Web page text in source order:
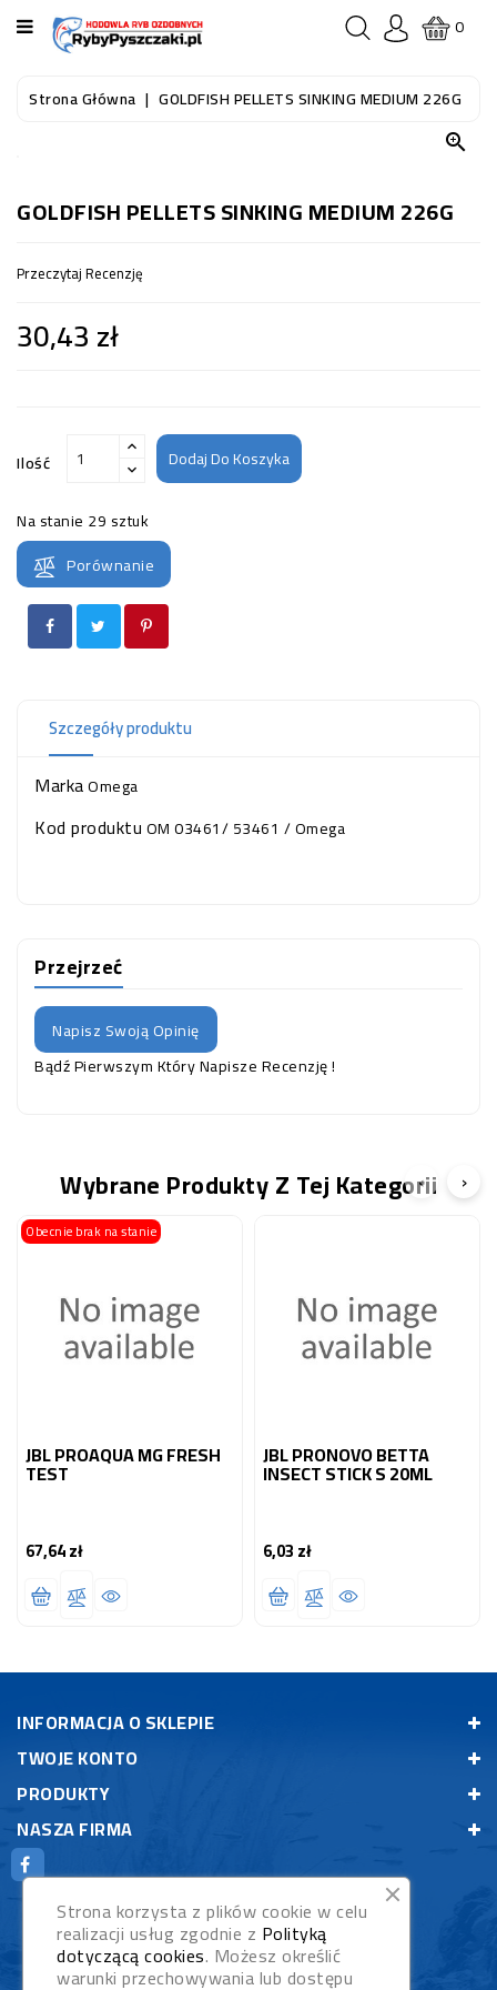
KATEGORIA
STRONA
AKWARIOWE
DO
WODNEGO
I
(SPRZĘT)
OCZKO
WODNE
(SPRZĘT)
KONTAKT
0
Strona Główna GOLDFISH PELLETS SINKING MEDIUM 226G

GOLDFISH PELLETS SINKING MEDIUM 226G
Przeczytaj Recenzję
30,43 zł
Ilość Dodaj Do Koszyka
Na stanie 29 sztuk
Porównanie
Szczegóły produktu
MarkaOmega
Kod produktuOM 03461/ 53461 / Omega
Przejrzeć
Napisz Swoją Opinię
Bądź Pierwszym Który Napisze Recenzję !
Wybrane Produkty Z Tej Kategorii
Obecnie brak na stanie
JBL PROAQUA MG FRESH
TEST
67,64 złCena
JBL PRONOVO BETTA
INSECT STICK S 20ML
6,03 złCena
‹ ›
INFORMACJA O SKLEPIE
TWOJE KONTO
PRODUKTY
NASZA FIRMA
Strona korzysta z plików cookie w celu
realizacji usług zgodnie z Polityką
dotyczącą cookies. Możesz określić
warunki przechowywania lub dostępu